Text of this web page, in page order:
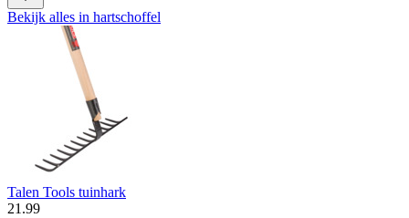
Bekijk alles in hartschoffel
Talen Tools tuinhark
21.99